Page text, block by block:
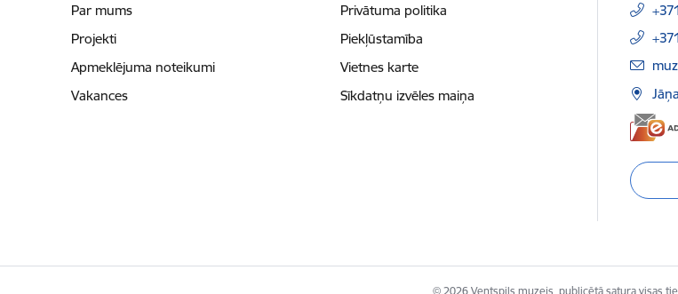
Par mums
Projekti
Apmeklējuma noteikumi
Vakances
Privātuma politika
Piekļūstamība
Vietnes karte
Sīkdatņu izvēles maiņa
E-
© 2026 Ventspils muzejs, publicētā satura visas